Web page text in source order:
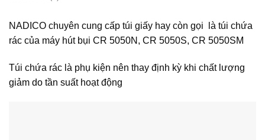
NADICO chuyên cung cấp túi giấy hay còn gọi là túi chứa
rác của máy hút bụi CR 5050N, CR 5050S, CR 5050SM
Túi chứa rác là phụ kiện nên thay định kỳ khi chất lượng
giảm do tần suất hoạt động